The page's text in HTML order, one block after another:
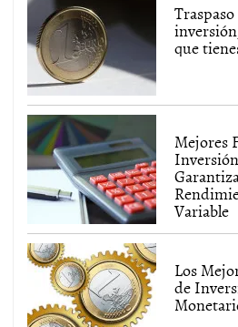
que
Mejores
Inversión
Variable
Los
de